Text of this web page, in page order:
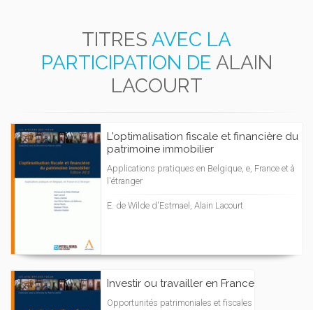
TITRES AVEC LA
PARTICIPATION DE ALAIN
LACOURT
L'optimalisation fiscale et financière du
patrimoine immobilier
Applications pratiques en Belgique, e, France et à
l'étranger
E. de Wilde d'Estmael, Alain Lacourt
Investir ou travailler en France
Opportunités patrimoniales et fiscales